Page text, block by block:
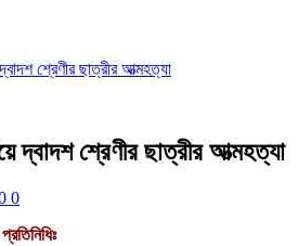
শ্রেণীর ছাত্রীর আত্মহত্যা
দ্বাদশ শ্রেণীর ছাত্রীর আত্মহত্যা
0